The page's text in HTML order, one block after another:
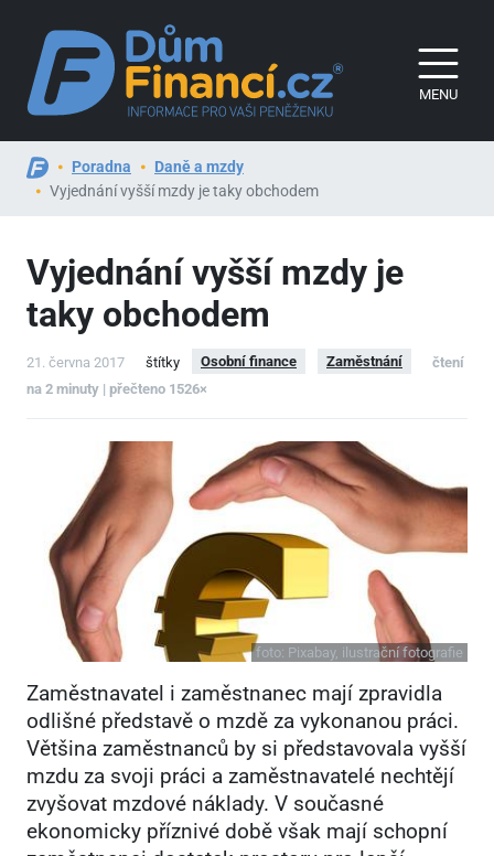
MENU
Poradna
Daně a mzdy
Vyjednání vyšší mzdy je taky obchodem
Vyjednání vyšší mzdy je
taky obchodem
21. června 2017 štítky Osobní finance Zaměstnání
čtení
na 2 minuty | přečteno 1526×
foto: Pixabay, ilustrační fotografie
Zaměstnavatel i zaměstnanec mají zpravidla
odlišné představě o mzdě za vykonanou práci.
Většina zaměstnanců by si představovala vyšší
mzdu za svoji práci a zaměstnavatelé nechtějí
zvyšovat mzdové náklady. V současné
ekonomicky příznivé době však mají schopní